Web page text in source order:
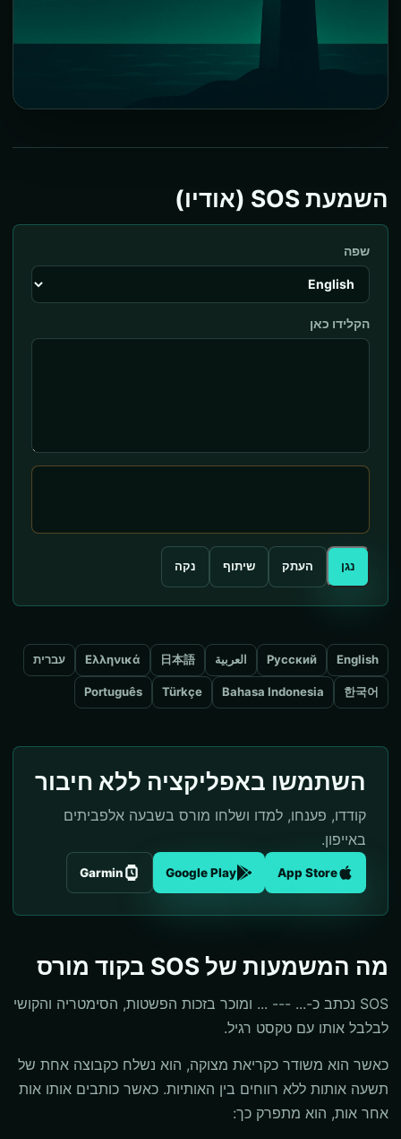
השמעת SOS (אודיו)
שפה
הקלידו כאן
נגן העתק שיתוף נקה
English
Русский العربية 日本語
Ελληνικά עברית
한국어
Bahasa Indonesia
Türkçe
Português
השתמשו באפליקציה ללא חיבור
קודדו, פענחו, למדו ושלחו מורס בשבעה אלפביתים
באייפון.
App Store
Google Play
Garmin
מה המשמעות של SOS בקוד מורס
SOS נכתב כ-... --- ... ומוכר בזכות הפשטות, הסימטריה והקושי
לבלבל אותו עם טקסט רגיל.
כאשר הוא משודר כקריאת מצוקה, הוא נשלח כקבוצה אחת של
תשעה אותות ללא רווחים בין האותיות. כאשר כותבים אותו אות
אחר אות, הוא מתפרק כך: